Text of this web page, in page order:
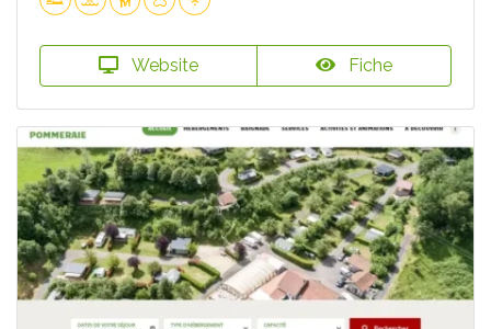
Website Fiche